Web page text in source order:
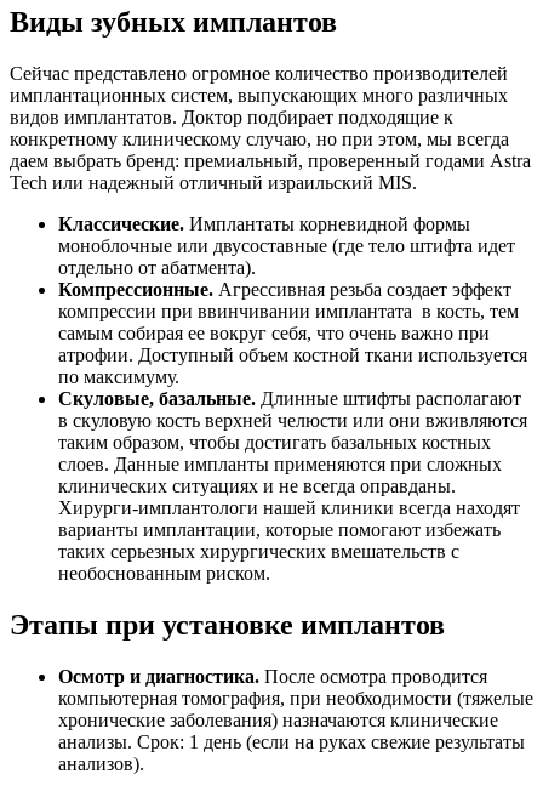
Виды зубных имплантов
Сейчас представлено огромное количество производителей
имплантационных систем, выпускающих много различных
видов имплантатов. Доктор подбирает подходящие к
конкретному клиническому случаю, но при этом, мы всегда
даем выбрать бренд: премиальный, проверенный годами Astra
Tech или надежный отличный израильский MIS.
Классические. Имплантаты корневидной формы
моноблочные или двусоставные (где тело штифта идет
отдельно от абатмента).
Компрессионные. Агрессивная резьба создает эффект
компрессии при ввинчивании имплантата в кость, тем
самым собирая ее вокруг себя, что очень важно при
атрофии. Доступный объем костной ткани используется
по максимуму.
Скуловые, базальные. Длинные штифты располагают
в скуловую кость верхней челюсти или они вживляются
таким образом, чтобы достигать базальных костных
слоев. Данные импланты применяются при сложных
клинических ситуациях и не всегда оправданы.
Хирурги-имплантологи нашей клиники всегда находят
варианты имплантации, которые помогают избежать
таких серьезных хирургических вмешательств с
необоснованным риском.
Этапы при установке имплантов
Осмотр и диагностика. После осмотра проводится
компьютерная томография, при необходимости (тяжелые
хронические заболевания) назначаются клинические
анализы. Срок: 1 день (если на руках свежие результаты
анализов).